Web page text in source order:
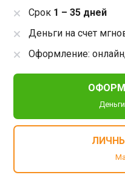
Срок 1 – 35 дней
Деньги на счет
Оформление: